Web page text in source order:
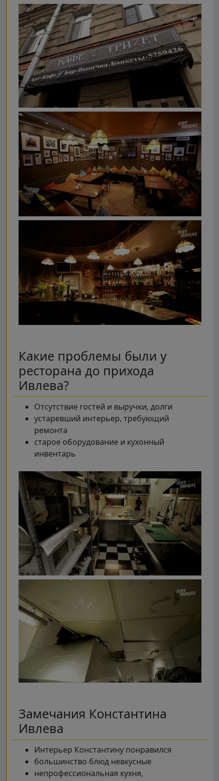
Какие проблемы были у
ресторана до прихода
Ивлева?
Отсутствие гостей и выручки, долги
устаревший интерьер, требующий
ремонта
старое оборудование и кухонный
инвентарь
Замечания Константина
Ивлева
Интерьер Константину понравился
большинство блюд невкусные
непрофессиональная кухня,